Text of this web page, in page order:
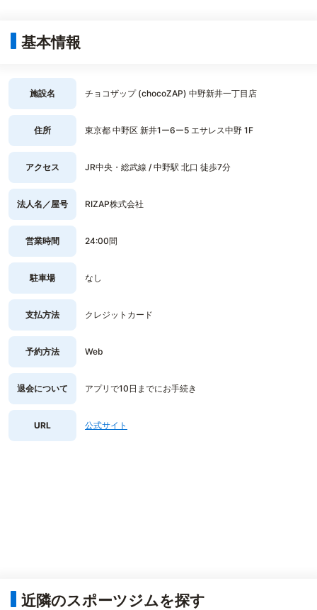
基本情報
施設名 チョコザップ (chocoZAP) 中野新井一丁目店
住所 東京都 中野区 新井1ー6ー5 エサレス中野 1F
アクセス JR中央・総武線 / 中野駅 北口 徒歩7分
法人名／屋号 RIZAP株式会社
営業時間 24:00間
駐車場 なし
支払方法 クレジットカード
予約方法 Web
退会について アプリで10日までにお手続き
URL 公式サイト
近隣のスポーツジムを探す